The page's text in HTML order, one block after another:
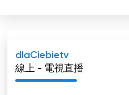
dlaCiebietv
線上 - 電視直播